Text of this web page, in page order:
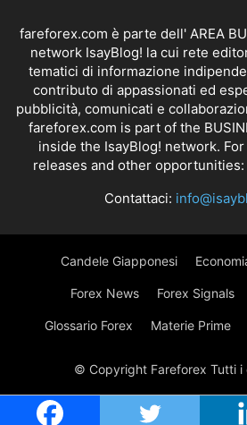
fareforex.com è parte dell' AREA
network IsayBlog! la cui rete
tematici di informazione
contributo di appassionati ed
pubblicità, comunicati e
fareforex.com is part of the
inside the IsayBlog! network.
releases and other opportunities:
Contattaci:
Candele Giapponesi
Forex News Forex Signals
Glossario Forex Materie Prime
© Copyright Fareforex Tutti i